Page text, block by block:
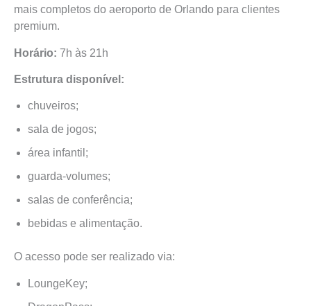
mais completos do aeroporto de Orlando para clientes
premium.
Horário: 7h às 21h
Estrutura disponível:
chuveiros;
sala de jogos;
área infantil;
guarda-volumes;
salas de conferência;
bebidas e alimentação.
O acesso pode ser realizado via:
LoungeKey;